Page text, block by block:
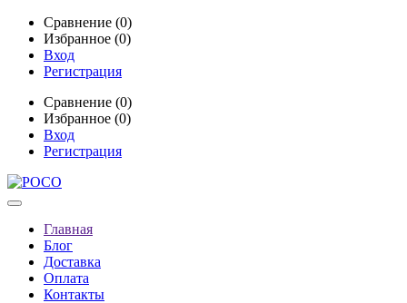
Сравнение (0)
Избранное (0)
Вход
Регистрация
Сравнение (0)
Избранное (0)
Вход
Регистрация
Главная
Блог
Доставка
Оплата
Контакты